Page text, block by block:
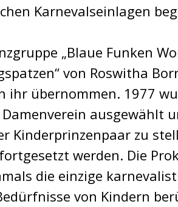
Karnevalseinlagen
„Blaue Funken
von Roswitha
ihr übernommen. 1977
ausgewählt
Kinderprinzenpaar zu
werden. Die
die einzige
von Kindern